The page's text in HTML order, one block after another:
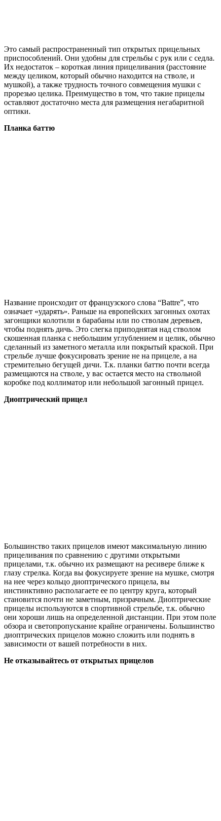
Это самый распространенный тип открытых прицельных
приспособлений. Они удобны для стрельбы с рук или с седла.
Их недостаток – короткая линия прицеливания (расстояние
между целиком, который обычно находится на стволе, и
мушкой), а также трудность точного совмещения мушки с
прорезью целика. Преимущество в том, что такие прицелы
оставляют достаточно места для размещения негабаритной
оптики.
Планка баттю
Название происходит от французского слова “Battre”, что
означает «ударять». Раньше на европейских загонных охотах
загонщики колотили в барабаны или по стволам деревьев,
чтобы поднять дичь. Это слегка приподнятая над стволом
скошенная планка с небольшим углублением и целик, обычно
сделанный из заметного металла или покрытый краской. При
стрельбе лучше фокусировать зрение не на прицеле, а на
стремительно бегущей дичи. Т.к. планки баттю почти всегда
размещаются на стволе, у вас остается место на ствольной
коробке под коллиматор или небольшой загонный прицел.
Диоптрический прицел
Большинство таких прицелов имеют максимальную линию
прицеливания по сравнению с другими открытыми
прицелами, т.к. обычно их размещают на ресивере ближе к
глазу стрелка. Когда вы фокусируете зрение на мушке, смотря
на нее через кольцо диоптрического прицела, вы
инстинктивно располагаете ее по центру круга, который
становится почти не заметным, призрачным. Диоптрические
прицелы используются в спортивной стрельбе, т.к. обычно
они хороши лишь на определенной дистанции. При этом поле
обзора и светопропускание крайне ограничены. Большинство
диоптрических прицелов можно сложить или поднять в
зависимости от вашей потребности в них.
Не отказывайтесь от открытых прицелов